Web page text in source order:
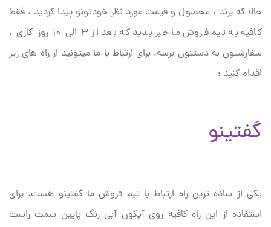
حالا که برند ، محصول و قیمت مورد نظر خودتونو پیدا کردید ،‌ فقط
کافیه به تیم فروش ما خبر بدید که بعد از ۳ الی ۱۰ روز کاری ،
سفارشتون به دستتون برسه. برای ارتباط با ما میتونید از راه های زیر
اقدام کنید :
گفتینو
یکی از ساده ترین راه ارتباط با تیم فروش ما گفتینو هست. برای
استفاده از این راه کافیه روی آیکون آبی رنگ پایین سمت راست